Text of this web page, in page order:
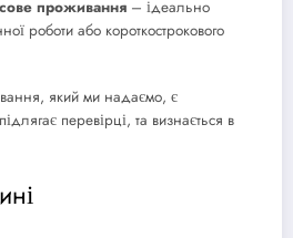
проживання – ідеально
роботи або короткострокового
який ми надаємо, є
перевірці, та визнається в